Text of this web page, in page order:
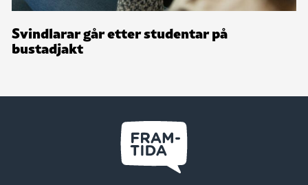
Svindlarar går etter studentar på
bustadjakt